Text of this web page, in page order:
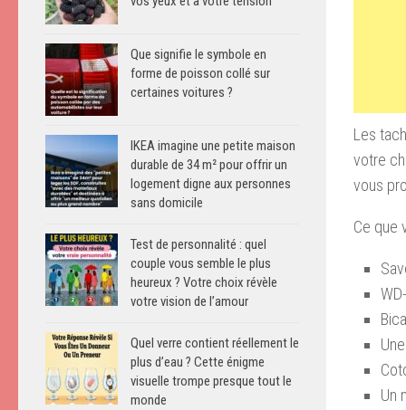
Les
votre
vous
Ce que
Un
Que signifie le symbole en
forme de poisson collé sur
certaines voitures ?
IKEA imagine une petite maison
durable de 34 m² pour offrir un
logement digne aux personnes
sans domicile
Test de personnalité : quel
couple vous semble le plus
heureux ? Votre choix révèle
votre vision de l’amour
Quel verre contient réellement le
plus d’eau ? Cette énigme
visuelle trompe presque tout le
monde